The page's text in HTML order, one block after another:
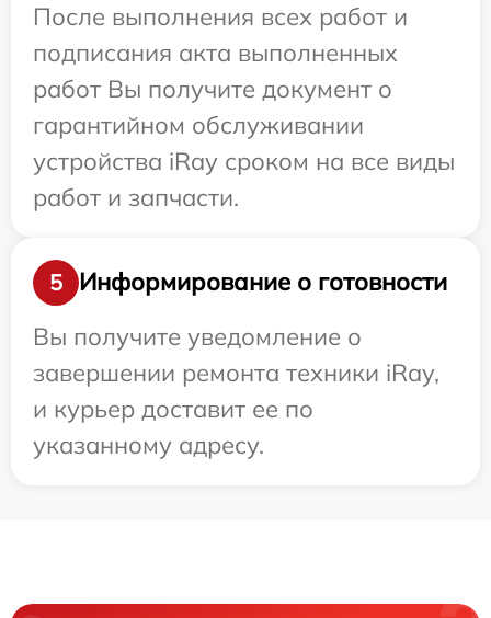
После выполнения всех работ и
подписания акта выполненных
работ Вы получите документ о
гарантийном обслуживании
устройства iRay сроком на все виды
работ и запчасти.
5
Информирование о готовности
Вы получите уведомление о
завершении ремонта техники iRay,
и курьер доставит ее по
указанному адресу.